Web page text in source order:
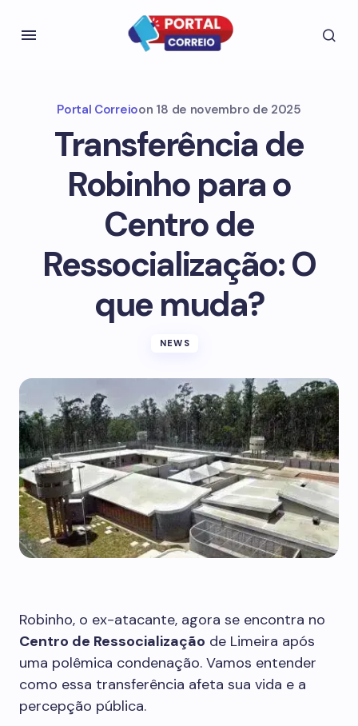
Portal Correioon 18 de novembro de 2025
Transferência de
Robinho para o
Centro de
Ressocialização: O
que muda?
NEWS
Robinho, o ex-atacante, agora se encontra no
Centro de Ressocialização de Limeira após
uma polêmica condenação. Vamos entender
como essa transferência afeta sua vida e a
percepção pública.